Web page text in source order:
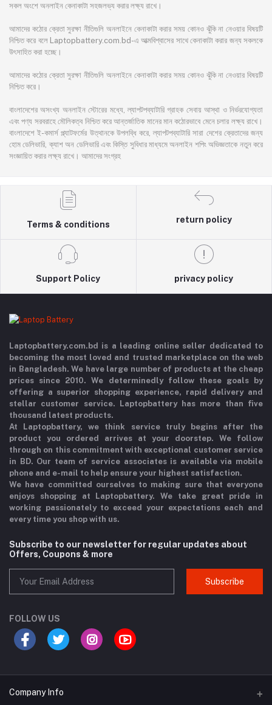
সকল অংশে অনলাইন কেনাকাটা সহজলভ্য করার লক্ষ্য রাখে।
আমাদের কঠোর ক্রেতা সুরক্ষা নীতিগুলি অনলাইনে কেনাকাটা করার সময় কোনও ঝুঁকি না নেওয়ার বিষয়টি
নিশ্চিত করে বলে Laptopbattery.com.bd-এ আত্মবিশ্বাসের সাথে কেনাকাটা করার জন্য সকলকে
উৎসাহিত করা হচ্ছে।
আমাদের কঠোর ক্রেতা সুরক্ষা নীতিগুলি অনলাইনে কেনাকাটা করার সময় কোনও ঝুঁকি না নেওয়ার বিষয়টি
নিশ্চিত করে।
বাংলাদেশের অসংখ্য অনলাইন স্টোরের মধ্যে, ল্যাপটপব্যাটারি গ্রাহক সেবায় আস্থা ও নির্ভরযোগ্যতা
এবং পণ্য সরবরাহে মৌলিকত্ব নিশ্চিত করে আন্তর্জাতিক মানের মান কঠোরভাবে মেনে চলার লক্ষ্য রাখে।
বাংলাদেশে ই-কমার্স প্ল্যাটফর্মের উত্থানকে উপলব্ধি করে, ল্যাপটপব্যাটারি সারা দেশের ক্রেতাদের জন্য
হোম ডেলিভারি, ক্যাশ অন ডেলিভারি এবং কিস্তি সুবিধার মাধ্যমে অনলাইন শপিং অভিজ্ঞতাকে নতুন করে
সংজ্ঞায়িত করার লক্ষ্য রাখে। আমাদের সংগ্রহ
Terms & conditions
return policy
Support Policy privacy policy
Laptopbattery.com.bd is a leading online seller dedicated to
becoming the most loved and trusted marketplace on the web
in Bangladesh. We have large number of products at the cheap
prices since 2010. We determinedly follow these goals by
offering a superior shopping experience, rapid delivery and
stellar customer service. Laptopbattery has more than five
thousand latest products.
At Laptopbattery, we think service truly begins after the
product you ordered arrives at your doorstep. We follow
through on this commitment with exceptional customer service
in BD. Our team of service associates is available via mobile
phone and e-mail to help ensure your highest satisfaction.
We have committed ourselves to making sure that everyone
enjoys shopping at Laptopbattery. We take great pride in
working passionately to exceed your expectations each and
every time you shop with us.
Subscribe to our newsletter for regular updates about
Offers, Coupons & more
Subscribe
FOLLOW US
Company Info